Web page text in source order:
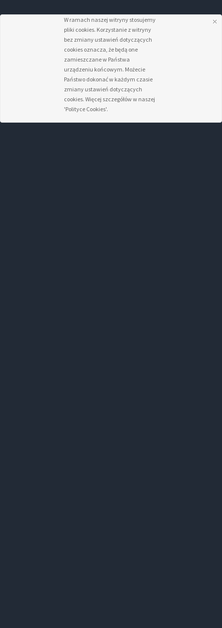
W ramach naszej witryny stosujemy
pliki cookies. Korzystanie z witryny
bez zmiany ustawień dotyczących
cookies oznacza, że będą one
zamieszczane w Państwa
urządzeniu końcowym. Możecie
Państwo dokonać w każdym czasie
zmiany ustawień dotyczących
cookies. Więcej szczegółów w naszej
'Polityce Cookies'.